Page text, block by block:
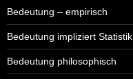
Bedeutung – empirisch
Bedeutung impliziert Statistik
Bedeutung philosophisch